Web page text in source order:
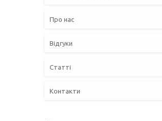
Про нас
Відгуки
Статті
Контакти